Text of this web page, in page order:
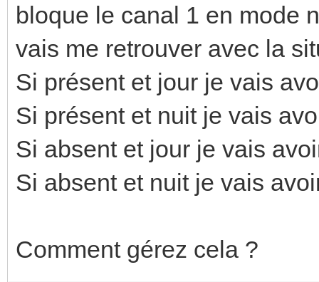
bloque le canal 1 en mode
vais me retrouver avec la
Si présent et jour je vais
Si présent et nuit je vais
Si absent et jour je vais
Si absent et nuit je vais
Comment gérez cela ?